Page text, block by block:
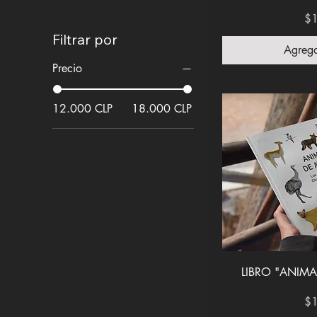
Filtrar por
Precio
12.000 CLP 18.000 CLP
LIBRO